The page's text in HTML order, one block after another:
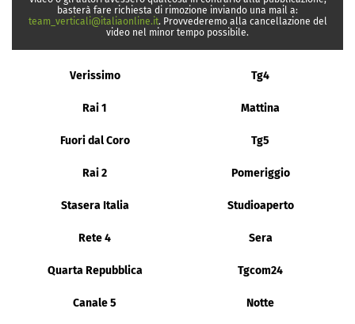
basterà fare richiesta di rimozione inviando una mail a:
team_verticali@italiaonline.it. Provvederemo alla cancellazione del
video nel minor tempo possibile.
Verissimo Tg4
Rai 1 Mattina
Fuori dal Coro Tg5
Rai 2 Pomeriggio
Stasera Italia Studioaperto
Rete 4 Sera
Quarta Repubblica Tgcom24
Canale 5 Notte